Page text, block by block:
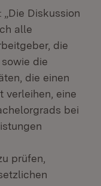
Diskussion
alle
die
die
die einen
verleihen, eine
bei
prüfen,